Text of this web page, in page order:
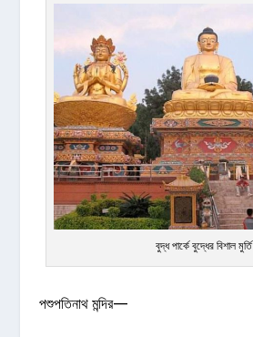
বুদ্ধ পার্কে বুদ্ধের বিশাল মুর্তি
পশুপতিনাথ মন্দির—